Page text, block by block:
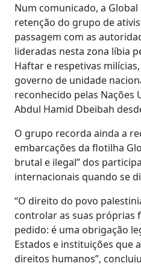
Num comunicado, a
retenção do grupo de
passagem com as
lideradas nesta zona líbia
Haftar e respetivas
governo de unidade
reconhecido pelas Nações
Abdul Hamid Dbeibah
O grupo recorda ainda a
embarcações da flotilha
brutal e ilegal” dos
internacionais quando se
“O direito do povo
controlar as suas próprias
pedido: é uma obrigação
Estados e instituições que
direitos humanos”,